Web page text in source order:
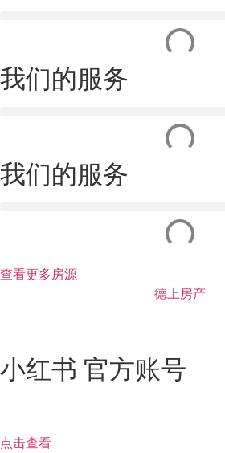
我们的服务
我们的服务
查看更多房源
德上房产
小红书 官方账号
点击查看